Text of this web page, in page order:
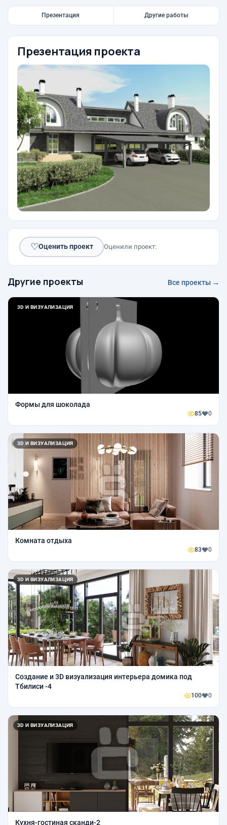
Презентация Другие работы
Презентация проекта
♡Оценить проект Оценили проект:
Другие проекты Все проекты →
3D И ВИЗУАЛИЗАЦИЯ
Формы для шоколада
85 0
3D И ВИЗУАЛИЗАЦИЯ
Комната отдыха
83 0
3D И ВИЗУАЛИЗАЦИЯ
Создание и 3D визуализация интерьера домика под
Тбилиси -4
100 0
3D И ВИЗУАЛИЗАЦИЯ
Кухня-гостиная сканди-2